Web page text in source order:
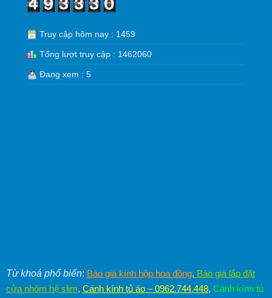
Truy cập hôm nay : 1459
Tổng lượt truy cập : 1462060
Đang xem : 5
Từ khoá phổ biến: Báo giá kính hộp hoa đồng, Báo giá lắp đặt
cửa nhôm hệ slim, Cánh kính tủ áo – 0962.744.448, Cánh kính tủ